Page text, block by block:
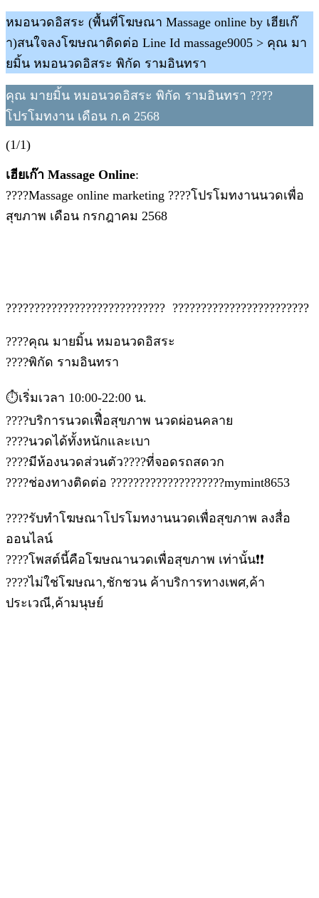
หมอนวดอิสระ (พื้นที่โฆษณา Massage online by เฮียเก๊
า)สนใจลงโฆษณาติดต่อ Line Id massage9005 > คุณ มา
ยมิ้น หมอนวดอิสระ พิกัด รามอินทรา
คุณ มายมิ้น หมอนวดอิสระ พิกัด รามอินทรา ????
โปรโมทงาน เดือน ก.ค 2568
(1/1)
เฮียเก๊า Massage Online:
????Massage online marketing ????โปรโมทงานนวดเพื่อ
สุขภาพ เดือน กรกฎาคม 2568
???????????????????????????? ​ ????????????????????????
????คุณ มายมิ้น หมอนวดอิสระ
????พิกัด รามอินทรา
⏱️เริ่มเวลา 10:00-22:00 น.
????บริการนวดเพืิ่อสุขภาพ นวดผ่อนคลาย
????นวดได้ทั้งหนักและเบา
????มีห้องนวดส่วนตัว????ที่จอดรถสดวก
????ช่องทางติดต่อ ????????????????????mymint8653
????รับทำโฆษณาโปรโมทงานนวดเพื่อสุขภาพ ลงสื่อ
ออนไลน์
????โพสต์นี้คือโฆษณานวดเพื่อสุขภาพ เท่านั้น❗❗
????ไม่ใช่โฆษณา,ชักชวน ค้าบริการทางเพศ,ค้า
ประเวณี,ค้ามนุษย์